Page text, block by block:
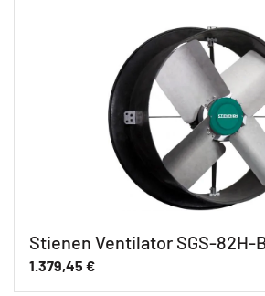
Stienen Ventilator SGS-82H-
1.379,45 €